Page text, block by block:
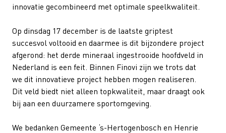
innovatie gecombineerd met optimale speelkwaliteit.
Op dinsdag 17 december is de laatste griptest
succesvol voltooid en daarmee is dit bijzondere project
afgerond: het derde mineraal ingestrooide hoofdveld in
Nederland is een feit. Binnen Finovi zijn we trots dat
we dit innovatieve project hebben mogen realiseren.
Dit veld biedt niet alleen topkwaliteit, maar draagt ook
bij aan een duurzamere sportomgeving.
We bedanken Gemeente ‘s-Hertogenbosch en Henrie